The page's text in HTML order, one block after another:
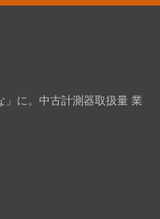
」に。中古計測器取扱量 業